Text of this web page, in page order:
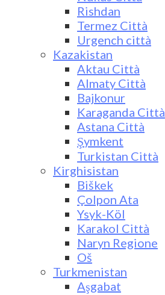
Rishdan
Termez Città
Urgench città
Kazakistan
Aktau Città
Almaty Città
Bajkonur
Karaganda Città
Astana Città
Şymkent
Turkistan Città
Kirghisistan
Biškek
Çolpon Ata
Ysyk-Köl
Karakol Città
Naryn Regione
Oš
Turkmenistan
Aşgabat